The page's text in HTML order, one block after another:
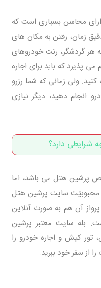
محاسن بسیاری است که
زمان، رفتن به مکان های
هر گردشگر، رنت خودروهای
پذیرد که باید برای اجاره
ولی زمانی که شما رزرو
انجام دهید، دیگر نیازی
شرایطی دارد؟
پرشین هتل می باشد، اما
محبوبیّت سایت پرشین هتل
آن هم به صورت آنلاین
بله سایت معتبر پرشین
کیش و اجاره خودرو را
از سفر خود ببرید.